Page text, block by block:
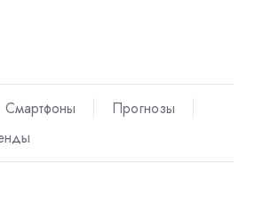
Смартфоны
Прогнозы